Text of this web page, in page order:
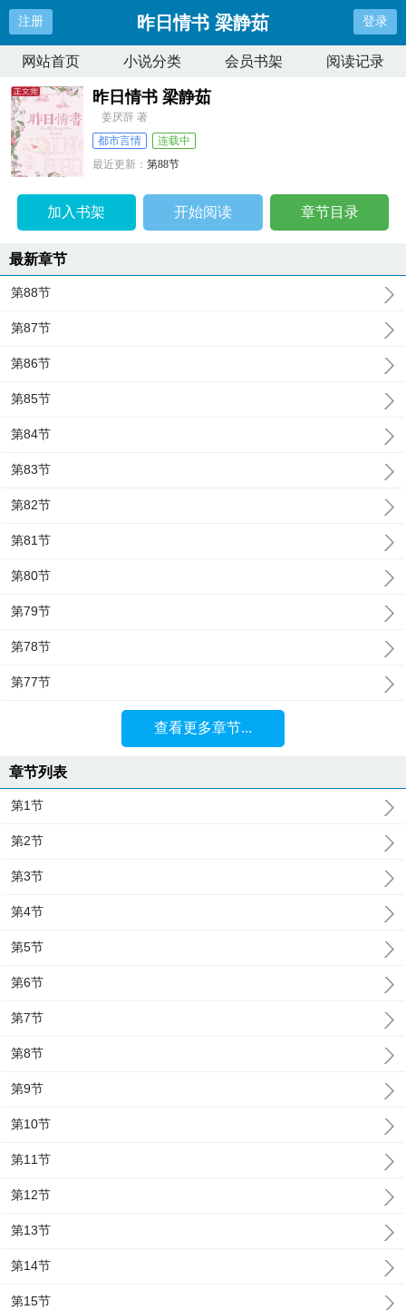
注册 昨日情书 梁静茹 登录
网站首页 小说分类 会员书架 阅读记录
昨日情书 梁静茹
姜厌辞 著
都市言情
连载中
最近更新：第88节
加入书架 开始阅读 章节目录
最新章节
第88节
第87节
第86节
第85节
第84节
第83节
第82节
第81节
第80节
第79节
第78节
第77节
查看更多章节...
章节列表
第1节
第2节
第3节
第4节
第5节
第6节
第7节
第8节
第9节
第10节
第11节
第12节
第13节
第14节
第15节